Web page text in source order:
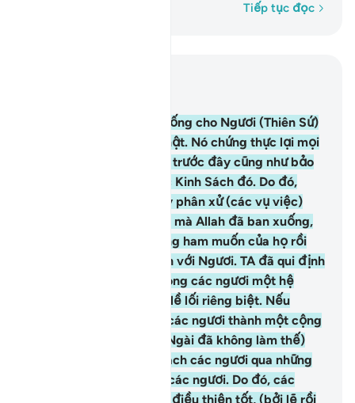
Tiếp tục đọc
TA (Allah) đã ban xuống cho Ngươi (Thiên Sứ)
Kinh (Qur’an) bằng sự thật. Nó chứng thực lại mọi
điều có trong Kinh Sách trước đây cũng như bảo
tồn (nội dung) trong các Kinh Sách đó. Do đó,
Ngươi (hỡi Thiên Sứ) hãy phân xử (các vụ việc)
giữa họ theo những điều mà Allah đã ban xuống,
Ngươi chớ chạy theo lòng ham muốn của họ rồi
ruồng bỏ chân lý đã đến với Ngươi. TA đã qui định
cho mỗi (cộng đồng) trong các ngươi một hệ
thống luật pháp và một lề lối riêng biệt. Nếu
muốn, Ngài đã làm cho các ngươi thành một cộng
đồng duy nhất, nhưng (Ngài đã không làm thế)
bởi vì Ngài muốn thử thách các ngươi qua những
điều đã ban xuống cho các ngươi. Do đó, các
ngươi hãy đua nhau làm điều thiện tốt, (bởi lẽ rồi